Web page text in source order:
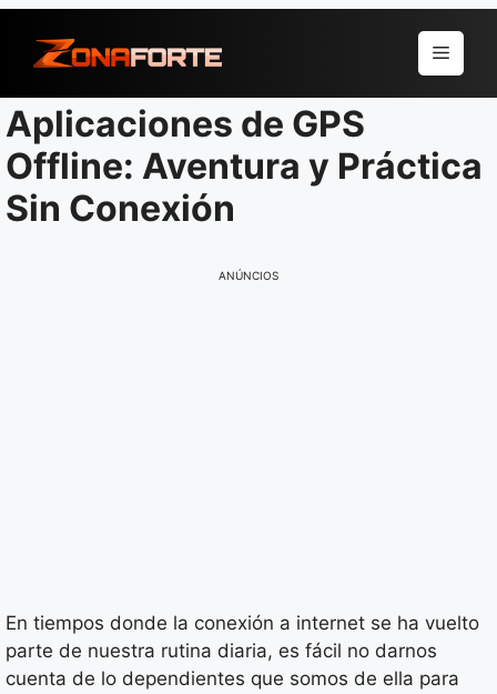
para
conteúdo
Menu
Aplicaciones de GPS
Offline: Aventura y Práctica
Sin Conexión
ANÚNCIOS
En tiempos donde la conexión a internet se ha vuelto
parte de nuestra rutina diaria, es fácil no darnos
cuenta de lo dependientes que somos de ella para